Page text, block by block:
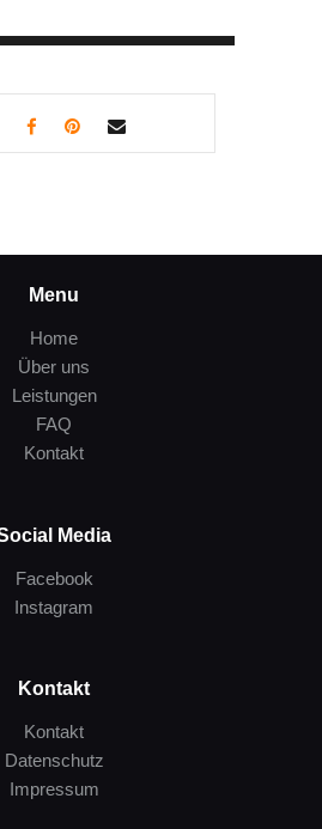
Menu
Home
Über uns
Leistungen
FAQ
Kontakt
Media
Facebook
Instagram
Kontakt
Kontakt
Datenschutz
Impressum